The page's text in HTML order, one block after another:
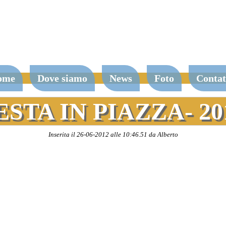
Dove siamo News Foto
IN PIAZZA-
Inserita il 26-06-2012 alle 10:46.51 da Alberto